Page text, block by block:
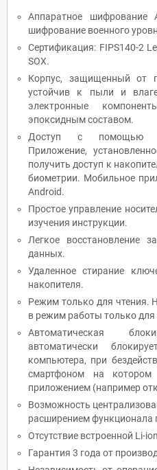
Аппаратное шифрование
шифрование военного
Сертификация: FIPS140-2
SOX.
Корпус, защищенный от
устойчив к пыли и
электронные
эпоксидным составом.
Доступ с помощью
Приложение,
получить доступ к
биометрии. Мобильное
Android.
Простое управление
изучения инструкции.
Легкое восстановление
данных.
Удаленное стирание
накопителя.
Режим только для чтения.
в режим работы только для
Автоматическая
автоматически
компьютера, при
смартфоном на котором
приложением (например
Возможность
расширением функционала
Отсутствие встроенной Li-
Гарантия 3 года от